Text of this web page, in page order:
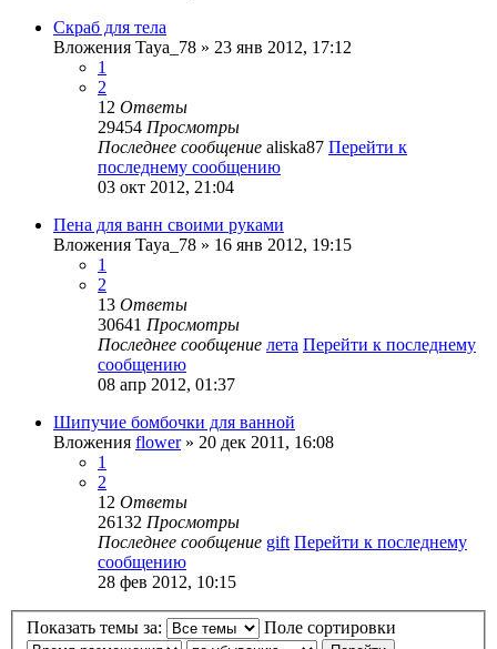
Скраб для тела
Вложения Taya_78 » 23 янв 2012, 17:12
1
2
12 Ответы
29454 Просмотры
Последнее сообщение aliska87 Перейти к
последнему сообщению
03 окт 2012, 21:04
Пена для ванн своими руками
Вложения Taya_78 » 16 янв 2012, 19:15
1
2
13 Ответы
30641 Просмотры
Последнее сообщение лета Перейти к последнему
сообщению
08 апр 2012, 01:37
Шипучие бомбочки для ванной
Вложения flower» 20 дек 2011, 16:08
1
2
12 Ответы
26132 Просмотры
Последнее сообщение gift Перейти к последнему
сообщению
28 фев 2012, 10:15
Показать темы за: Поле сортировки